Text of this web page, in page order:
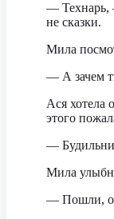
— Технарь,
не сказки.
Мила
— А зачем
Ася хотела
этого
—
Мила
— Пошли,